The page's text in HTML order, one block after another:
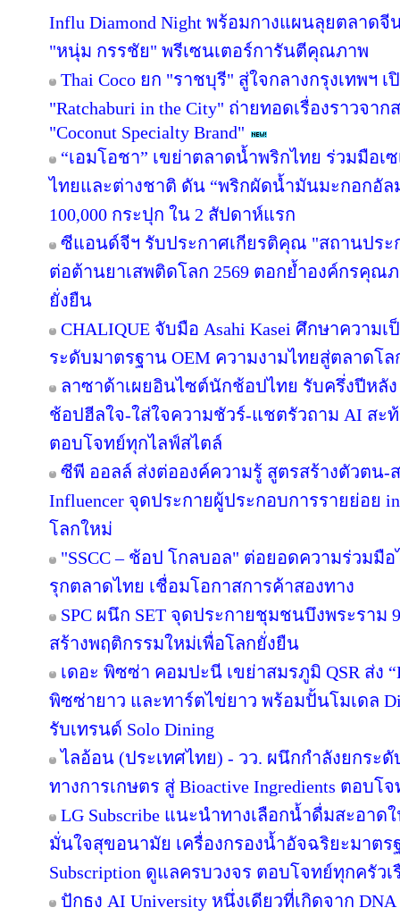
Influ Diamond Night พร้อมกางแผนลุยตลาด
"หนุ่ม กรรชัย" พรีเซนเตอร์การันตีคุณภาพ
Thai Coco ยก "ราชบุรี" สู่ใจกลางกรุงเทพฯ เ
"Ratchaburi in the City" ถ่ายทอดเรื่องราวจ
"Coconut Specialty Brand"
“เอมโอชา” เขย่าตลาดน้ำพริกไทย ร่วมมือ
ไทยและต่างชาติ ดัน “พริกผัดน้ำมันมะกอกอั
100,000 กระปุก ใน 2 สัปดาห์แรก
ซีแอนด์จีฯ รับประกาศเกียรติคุณ "สถานปร
ต่อต้านยาเสพติดโลก 2569 ตอกย้ำองค์กรคุณ
ยั่งยืน
CHALIQUE จับมือ Asahi Kasei ศึกษาควา
ระดับมาตรฐาน OEM ความงามไทยสู่ตลาดโล
ลาซาด้าเผยอินไซต์นักช้อปไทย รับครึ่งปีหลัง
ช้อปฮีลใจ-ใส่ใจความชัวร์-แชตรัวถาม AI ส
ตอบโจทย์ทุกไลฟ์สไตล์
ซีพี ออลล์ ส่งต่อองค์ความรู้ สูตรสร้างตัวตน-
Influencer จุดประกายผู้ประกอบการรายย่อย
โลกใหม่
"SSCC – ช้อป โกลบอล" ต่อยอดความร่วมมื
รุกตลาดไทย เชื่อมโอกาสการค้าสองทาง
SPC ผนึก SET จุดประกายชุมชนบึงพระรา
สร้างพฤติกรรมใหม่เพื่อโลกยั่งยืน
เดอะ พิซซ่า คอมปะนี เขย่าสมรภูมิ QSR ส่ง
พิซซ่ายาว และทาร์ตไข่ยาว พร้อมปั้นโมเดล
รับเทรนด์ Solo Dining
ไลอ้อน (ประเทศไทย) - วว. ผนึกกำลังยกระ
ทางการเกษตร สู่ Bioactive Ingredients ตอบโ
LG Subscribe แนะนำทางเลือกน้ำดื่มสะอา
มั่นใจสุขอนามัย เครื่องกรองน้ำอัจฉริยะมาต
Subscription ดูแลครบวงจร ตอบโจทย์ทุกครัวเ
ปักธง AI University หนึ่งเดียวที่เกิดจาก